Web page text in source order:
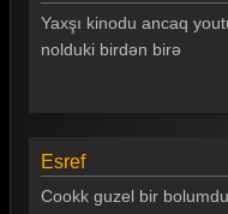
Yaxşı kinodu ancaq
nolduki birdən birə
Esref
Cookk guzel bir